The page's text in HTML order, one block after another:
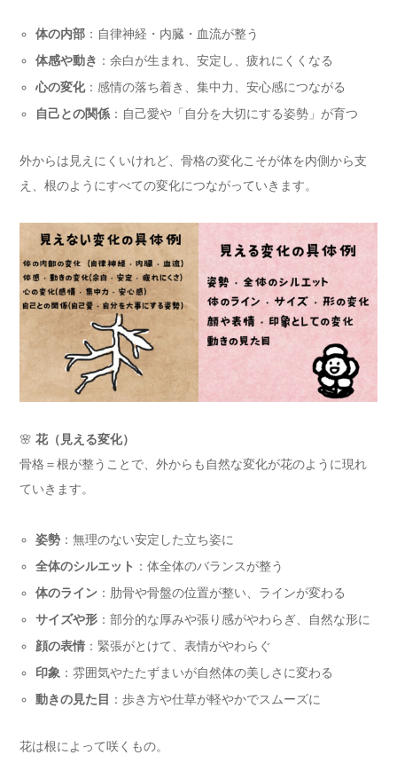
体の内部 ：自律神経・内臓・血流が整う
体感や動き ：余白が生まれ、安定し、疲れにくくなる
心の変化：感情の落ち着き、集中力、安心感につながる
自己との関係 ：自己愛や「自分を大切にする姿勢」が育つ
外からは見えにくいけれど、骨格の変化こそが体を内側から支
え、根のようにすべての変化につながっていきます。
🌸 花（見える変化）
骨格＝根が整うことで、外からも自然な変化が花のように現れ
ていきます。
姿勢 ：無理のない安定した立ち姿に
全体のシルエット ：体全体のバランスが整う
体のライン ：肋骨や骨盤の位置が整い、ラインが変わる
サイズや形 ：部分的な厚みや張り感がやわらぎ、自然な形に
顔の表情 ：緊張がとけて、表情がやわらぐ
印象 ：雰囲気やたたずまいが自然体の美しさに変わる
動きの見た目
：歩き方や仕草が軽やかでスムーズに
花は根によって咲くもの。